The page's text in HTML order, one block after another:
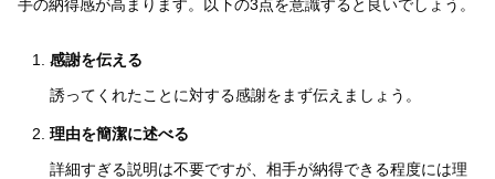
手の納得感が高まります。以下の3点を意識すると良いでしょう。
感謝を伝える
誘ってくれたことに対する感謝をまず伝えましょう。
理由を簡潔に述べる
詳細すぎる説明は不要ですが、相手が納得できる程度には理